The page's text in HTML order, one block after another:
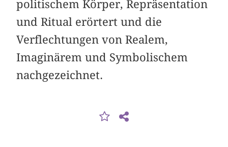
politischem Körper, Repräsentation
und Ritual erörtert und die
Verflechtungen von Realem,
Imaginärem und Symbolischem
nachgezeichnet.